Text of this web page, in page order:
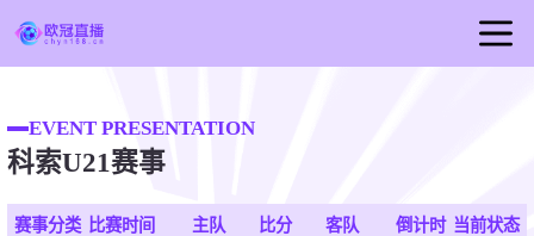
欧冠直播
足球直播
篮球直播
EVENT PRESENTATION
科索U21赛事
赛事分类 比赛时间 主队 比分 客队 倒计时 当前状态